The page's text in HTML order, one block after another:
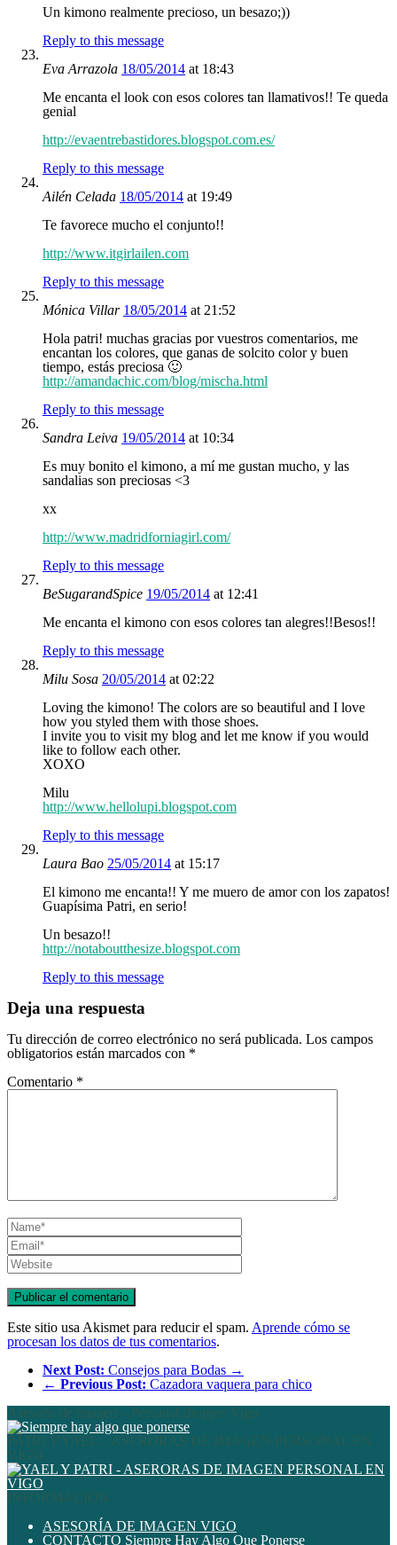
Un kimono realmente precioso, un besazo;))
Reply to this message
Eva Arrazola 18/05/2014 at 18:43
Me encanta el look con esos colores tan llamativos!! Te queda
genial
http://evaentrebastidores.blogspot.com.es/
Reply to this message
Ailén Celada 18/05/2014 at 19:49
Te favorece mucho el conjunto!!
http://www.itgirlailen.com
Reply to this message
Mónica Villar 18/05/2014 at 21:52
Hola patri! muchas gracias por vuestros comentarios, me
encantan los colores, que ganas de solcito color y buen
tiempo, estás preciosa 🙂
http://amandachic.com/blog/mischa.html
Reply to this message
Sandra Leiva 19/05/2014 at 10:34
Es muy bonito el kimono, a mí me gustan mucho, y las
sandalias son preciosas <3
xx
http://www.madridforniagirl.com/
Reply to this message
BeSugarandSpice 19/05/2014 at 12:41
Me encanta el kimono con esos colores tan alegres!!Besos!!
Reply to this message
Milu Sosa 20/05/2014 at 02:22
Loving the kimono! The colors are so beautiful and I love
how you styled them with those shoes.
I invite you to visit my blog and let me know if you would
like to follow each other.
XOXO
Milu
http://www.hellolupi.blogspot.com
Reply to this message
Laura Bao 25/05/2014 at 15:17
El kimono me encanta!! Y me muero de amor con los zapatos!
Guapísima Patri, en serio!
Un besazo!!
http://notaboutthesize.blogspot.com
Reply to this message
Deja una respuesta
Tu dirección de correo electrónico no será publicada. Los campos
obligatorios están marcados con *
Comentario *
Este sitio usa Akismet para reducir el spam. Aprende cómo se
procesan los datos de tus comentarios.
Next Post: Consejos para Bodas →
← Previous Post: Cazadora vaquera para chico
Asesoría de imagen – Personal shopper Vigo
PATRI Y YAEL – ASERORAS DE IMAGEN PERSONAL EN
VIGO
INFORMACIÓN
ASESORÍA DE IMAGEN VIGO
CONTACTO Siempre Hay Algo Que Ponerse